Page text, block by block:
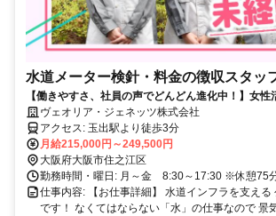
水道メーター検針・料金の徴収スタッ
【働きやすさ、社員の声でどんどん進化中！】女性
イベートと両立可能／未経験OK／様々な制度が充実
ヴェオリア・ジェネッツ株式会社
アクセス: 玉出駅より徒歩3分
月給215,000円～249,500円
大阪府大阪市住之江区
勤務時間・曜日: 月～金 8:30～17:30 ※休憩75
仕事内容: 【お仕事詳細】 水道インフラを支える
です！ なくてはならない「水」の仕事なので 景